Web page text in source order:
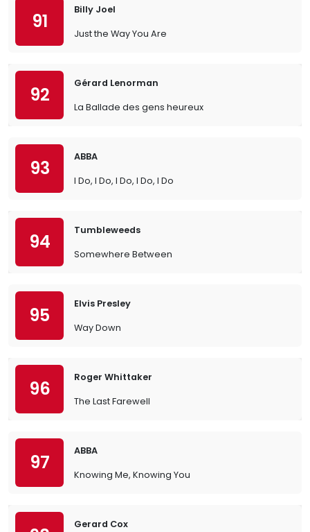
91
Billy Joel
Just the Way You Are
92
Gérard Lenorman
La Ballade des gens heureux
93
ABBA
I Do, I Do, I Do, I Do, I Do
94
Tumbleweeds
Somewhere Between
95
Elvis Presley
Way Down
96
Roger Whittaker
The Last Farewell
97
ABBA
Knowing Me, Knowing You
Gerard Cox